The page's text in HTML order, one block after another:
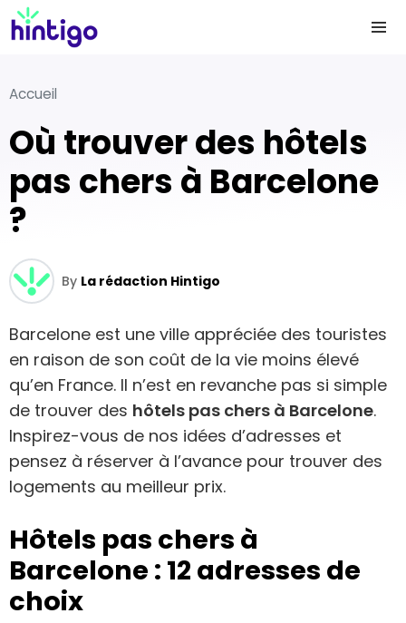
Accueil
Où trouver des hôtels
pas chers à Barcelone
?
By La rédaction Hintigo
Barcelone est une ville appréciée des touristes
en raison de son coût de la vie moins élevé
qu’en France. Il n’est en revanche pas si simple
de trouver des hôtels pas chers à Barcelone.
Inspirez-vous de nos idées d’adresses et
pensez à réserver à l’avance pour trouver des
logements au meilleur prix.
Hôtels pas chers à
Barcelone : 12 adresses de
choix